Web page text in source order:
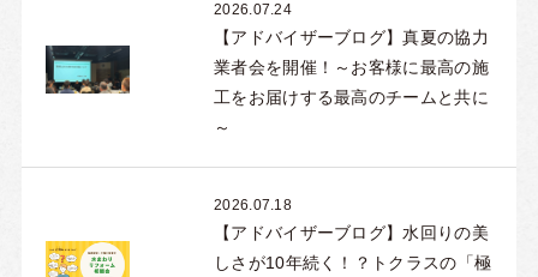
2026.07.24
【アドバイザーブログ】真夏の協力
業者会を開催！～お客様に最高の施
工をお届けする最高のチームと共に
～
2026.07.18
【アドバイザーブログ】水回りの美
しさが10年続く！？トクラスの「極